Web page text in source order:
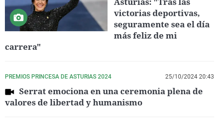
victorias deportivas,
seguramente sea el día
más feliz de mi
carrera"
PREMIOS PRINCESA DE ASTURIAS 2024 25/10/2024 20:43
Serrat emociona en una ceremonia plena de
valores de libertad y humanismo